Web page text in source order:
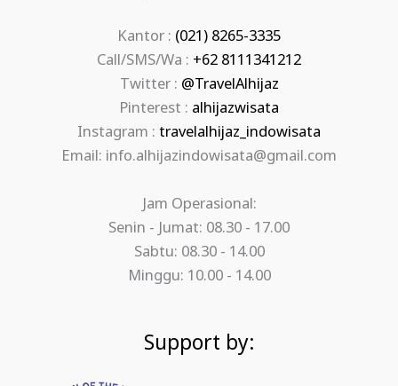
Kantor : (021) 8265-3335
Call/SMS/Wa : +62 8111341212
Twitter : @TravelAlhijaz
Pinterest : alhijazwisata
Instagram : travelalhijaz_indowisata
Email: info.alhijazindowisata@gmail.com
Jam Operasional:
Senin - Jumat: 08.30 - 17.00
Sabtu: 08.30 - 14.00
Minggu: 10.00 - 14.00
Support by: